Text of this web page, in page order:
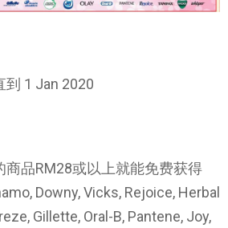
1 Jan 2020
商品RM28或以上就能免费获得
Downy, Vicks, Rejoice, Herbal
Gillette, Oral-B, Pantene, Joy,